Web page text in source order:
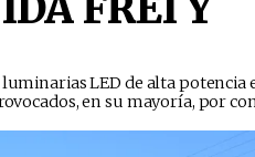
LED de alta potencia
en su mayoría, por